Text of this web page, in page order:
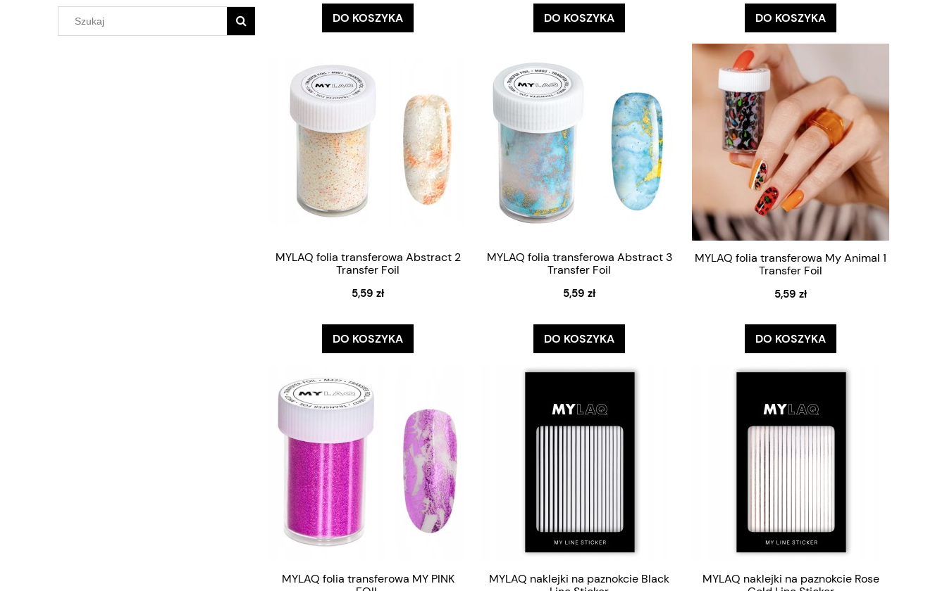
DO KOSZYKA DO KOSZYKA DO KOSZYKA
MYLAQ folia transferowa Abstract 2
Transfer Foil
5,59 zł
DO KOSZYKA
MYLAQ folia transferowa Abstract 3
Transfer Foil
5,59 zł
DO KOSZYKA
MYLAQ folia transferowa My Animal 1
Transfer Foil
5,59 zł
DO KOSZYKA
MYLAQ folia transferowa MY PINK
MYLAQ naklejki na paznokcie Black
MYLAQ naklejki na paznokcie Rose